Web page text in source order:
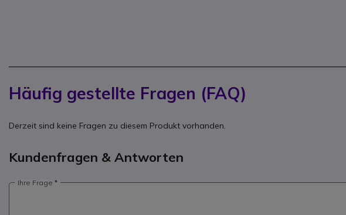
Häufig gestellte Fragen (FAQ)
Derzeit sind keine Fragen zu diesem Produkt vorhanden.
Kundenfragen & Antworten
Ihre Frage